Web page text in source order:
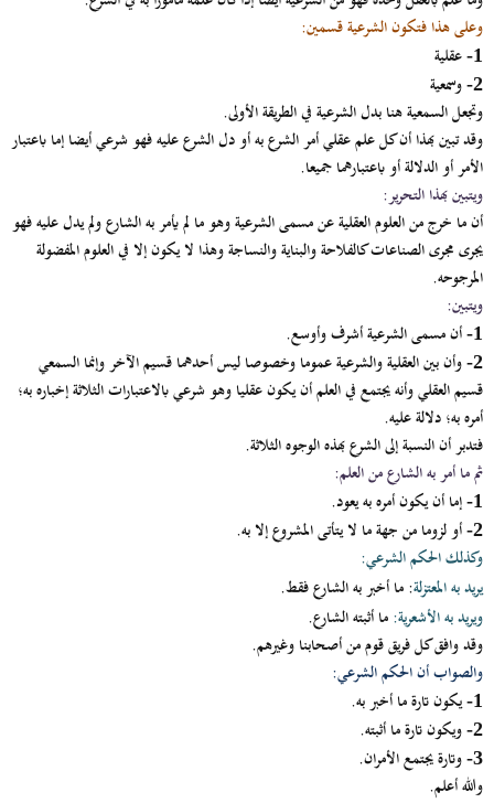
وعلى هذا فتكون الشرعية قسمين:
1- عقلية
2- وسمعية
وتجعل السمعية هنا بدل الشرعية في الطريقة الأولى.
وقد تبين بهذا أن كل علم عقلي أمر الشرع به أو دل الشرع عليه فهو شرعي أيضا إما باعتبار
الأمر أو الدلالة أو باعتبارهما جميعا.
ويتبين بهذا التحرير:
أن ما خرج من العلوم العقلية عن مسمى الشرعية وهو ما لم يأمر به الشارع ولم يدل عليه فهو
يجرى مجرى الصناعات كالفلاحة والبناية والنساجة وهذا لا يكون إلا في العلوم المفضولة
المرجوحه.
ويتبين:
1- أن مسمى الشرعية أشرف وأوسع.
2- وأن بين العقلية والشرعية عموما وخصوصا ليس أحدهما قسيم الآخر وإنما السمعي
قسيم العقلي وأنه يجتمع في العلم أن يكون عقليا وهو شرعي بالاعتبارات الثلاثة إخباره به؛
أمره به؛ دلالة عليه.
فتدبر أن النسبة إلى الشرع بهذه الوجوه الثلاثة.
ثم ما أمر به الشارع من العلم:
1- إما أن يكون أمره به يعود.
2- أو لزوما من جهة ما لا يتأتى المشروع إلا به.
وكذلك الحكم الشرعي:
يريد به المعتزلة: ما أخبر به الشارع فقط.
ويريد به الأشعرية:ما أثبته الشارع.
وقد وافق كل فريق قوم من أصحابنا وغيرهم.
والصواب أن الحكم الشرعي:
1- يكون تارة ما أخبر به.
2- ويكون تارة ما أثبته.
3- وتارة يجتمع الأمران.
والله أعلم.